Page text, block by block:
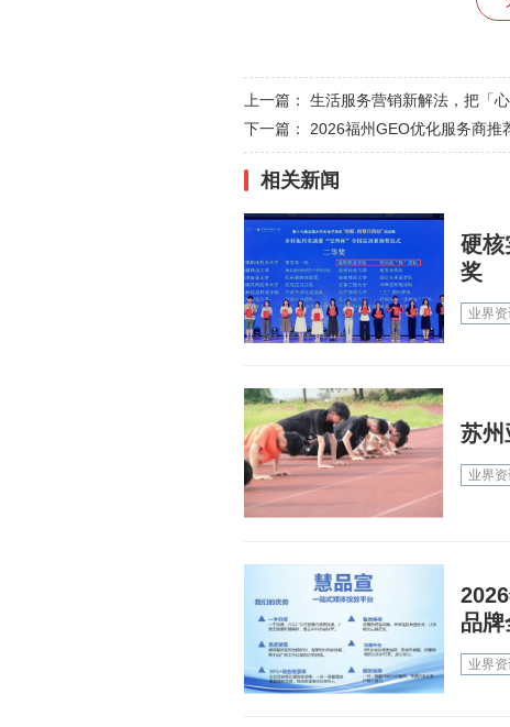
上一篇： 生活服务营销新解法，把「
下一篇： 2026福州GEO优化服务商推
相关新闻
硬核
奖
业界
苏州
业界
品
业界